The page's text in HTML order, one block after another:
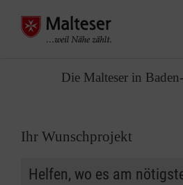
Die Malteser in
Ihr Wunschprojekt